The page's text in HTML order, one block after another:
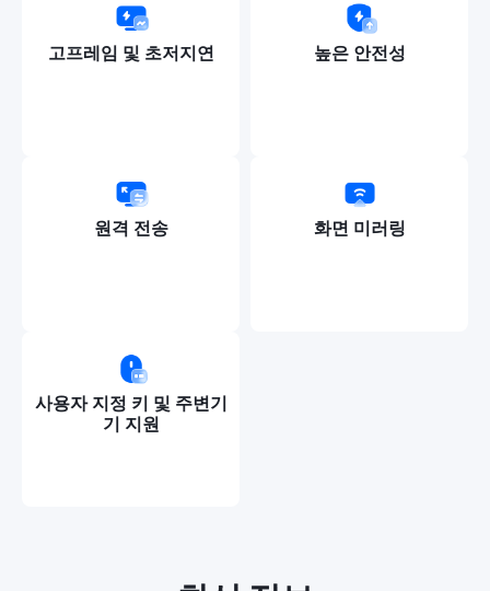
고프레임 및 초저지연 높은 안전성
원격 전송 화면 미러링
사용자 지정 키 및 주변기
기 지원